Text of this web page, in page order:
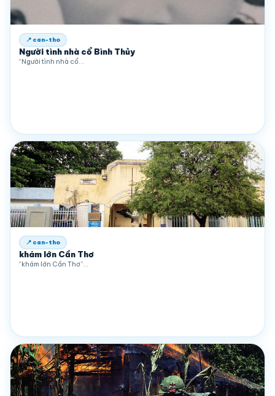
📍 can-tho
Người tình nhà cổ Bình Thủy
“Người tình nhà cổ…
📍 can-tho
khám lớn Cần Thơ
“khám lớn Cần Thơ”…